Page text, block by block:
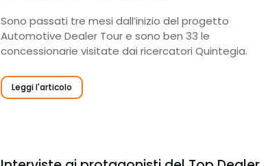
Sono passati tre mesi dall’inizio del progetto
Automotive Dealer Tour e sono ben 33 le
concessionarie visitate dai ricercatori Quintegia.
Leggi l'articolo